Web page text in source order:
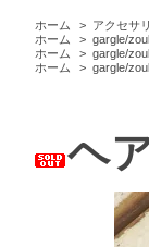
ホーム > アクセサ
ホーム
> gargle/
ホーム
> gargle/
ホーム
> gargle/
ヘ